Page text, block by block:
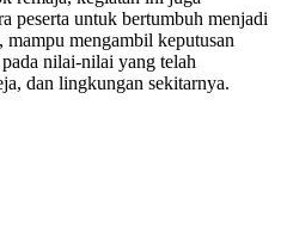
peserta untuk bertumbuh menjadi
mengambil keputusan
nilai-nilai yang telah
dan lingkungan sekitarnya.